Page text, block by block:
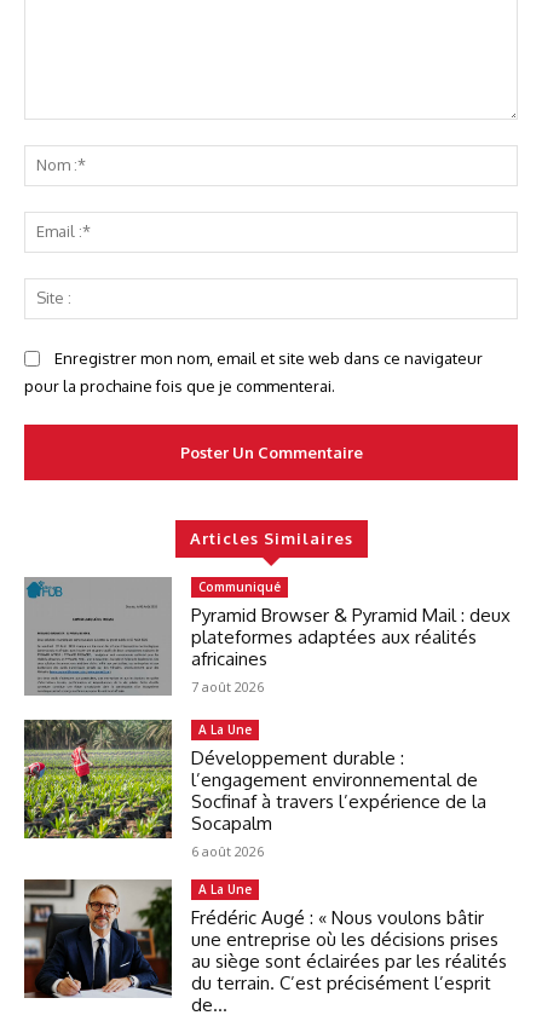
:*
:*
:
Enregistrer mon nom, email et site web dans ce navigateur
pour la prochaine fois que je commenterai.
Articles Similaires
Communiqué
Pyramid Browser & Pyramid Mail : deux
plateformes adaptées aux réalités
africaines
7 août 2026
A La Une
Développement durable :
l’engagement environnemental de
Socfinaf à travers l’expérience de la
Socapalm
6 août 2026
A La Une
Frédéric Augé : « Nous voulons bâtir
une entreprise où les décisions prises
au siège sont éclairées par les réalités
du terrain. C’est précisément l’esprit
de...